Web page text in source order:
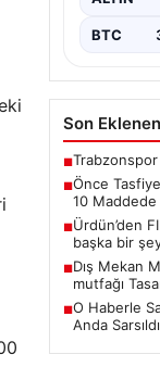
çerçeve
BTC
Son
■Trabzonspor
■Önce
10 Maddede
■Ürdün’den
başka bir
■Dış Mekan
mutfağı
■O Haberle
Anda